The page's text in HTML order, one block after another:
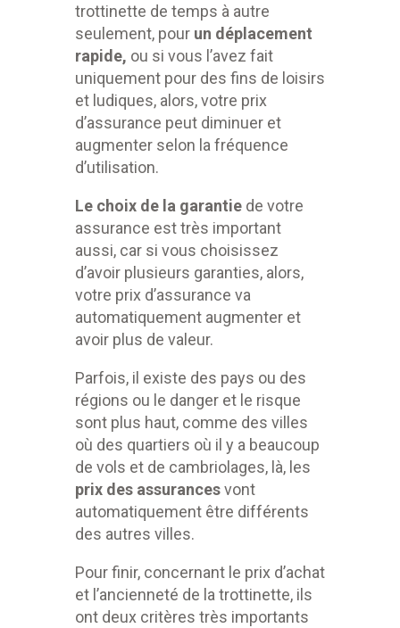
trottinette de temps à autre
seulement, pour un déplacement
rapide, ou si vous l’avez fait
uniquement pour des fins de loisirs
et ludiques, alors, votre prix
d’assurance peut diminuer et
augmenter selon la fréquence
d’utilisation.
Le choix de la garantie de votre
assurance est très important
aussi, car si vous choisissez
d’avoir plusieurs garanties, alors,
votre prix d’assurance va
automatiquement augmenter et
avoir plus de valeur.
Parfois, il existe des pays ou des
régions ou le danger et le risque
sont plus haut, comme des villes
où des quartiers où il y a beaucoup
de vols et de cambriolages, là, les
prix des assurancesvont
automatiquement être différents
des autres villes.
Pour finir, concernant le prix d’achat
et l’ancienneté de la trottinette, ils
ont deux critères très importants